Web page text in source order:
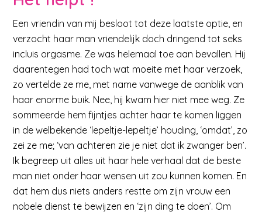
Een vriendin van mij besloot tot deze laatste optie, en
verzocht haar man vriendelijk doch dringend tot seks
incluis orgasme. Ze was helemaal toe aan bevallen. Hij
daarentegen had toch wat moeite met haar verzoek,
zo vertelde ze me, met name vanwege de aanblik van
haar enorme buik. Nee, hij kwam hier niet mee weg. Ze
sommeerde hem fijntjes achter haar te komen liggen
in de welbekende ‘lepeltje-lepeltje’ houding, ‘omdat’, zo
zei ze me; ‘van achteren zie je niet dat ik zwanger ben’.
Ik begreep uit alles uit haar hele verhaal dat de beste
man niet onder haar wensen uit zou kunnen komen. En
dat hem dus niets anders restte om zijn vrouw een
nobele dienst te bewijzen en ‘zijn ding te doen’. Om